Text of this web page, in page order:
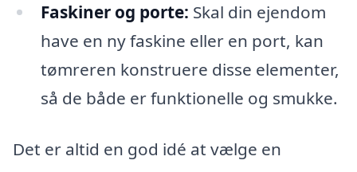
Faskiner og porte: Skal din ejendom
have en ny faskine eller en port, kan
tømreren konstruere disse elementer,
så de både er funktionelle og smukke.
Det er altid en god idé at vælge en